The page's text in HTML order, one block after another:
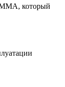
который